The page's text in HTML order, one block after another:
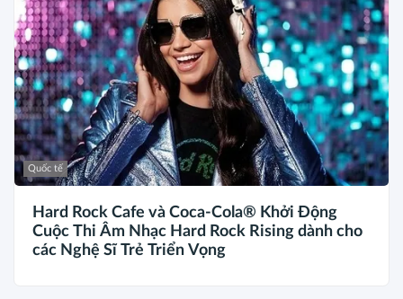
Quốc tế
Hard Rock Cafe và Coca-Cola® Khởi Động
Cuộc Thi Âm Nhạc Hard Rock Rising dành cho
các Nghệ Sĩ Trẻ Triển Vọng